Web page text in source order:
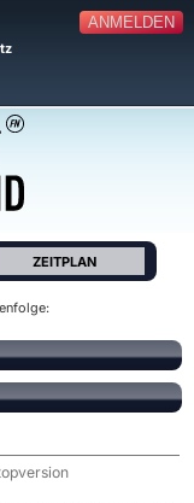
ANMELDEN
ZEITPLAN